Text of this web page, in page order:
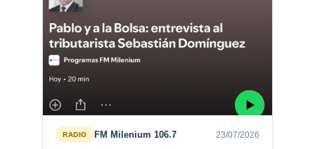
RADIO FM Milenium 106.7 23/07/2026